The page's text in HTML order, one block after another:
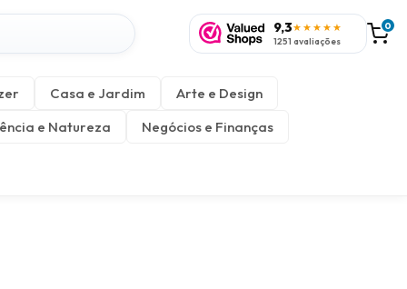
9,3★★★★★
1251 avaliações
0
Casa e Jardim
Arte e Design
e Natureza
Negócios e Finanças